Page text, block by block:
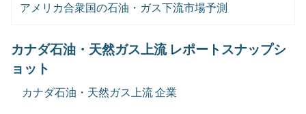
アメリカ合衆国の石油・ガス下流市場予測
カナダ石油・天然ガス上流 レポートスナップシ
ョット
カナダ石油・天然ガス上流 企業